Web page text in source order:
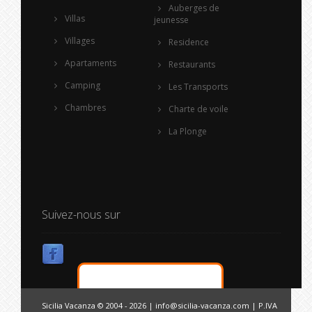
Villas
Villages
Apartaments
Camping
Chambres
Auberges de
jeunesse
Residence
Restaurants
Les Transports
Charte de voile
La Plonge
Suivez-nous sur
Sicilia Vacanza © 2004 - 2026 | info@sicilia-vacanza.com | P.IVA